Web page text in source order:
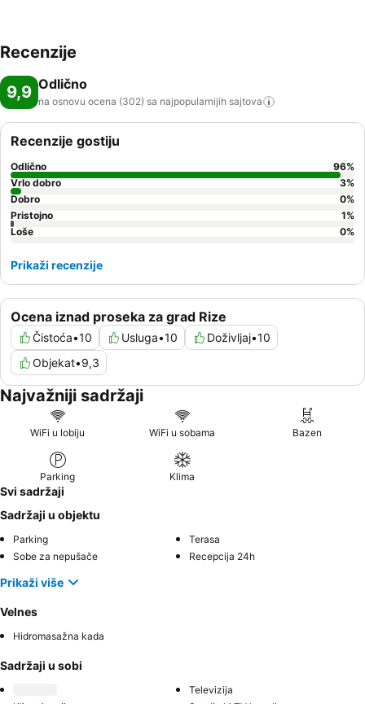
Recenzije
9,9 Odlično
na osnovu ocena (302) sa najpopularnijih sajtova
Ocena iznad proseka za grad Rize
Čistoća•10 Usluga•10 Doživljaj•10
Objekat•9,3
Recenzije gostiju
Odlično 96%
Vrlo dobro
3%
Dobro
0%
Pristojno
1%
Loše
0%
Prikaži recenzije
Najvažniji sadržaji
WiFi u lobiju WiFi u sobama Bazen
Parking Klima
Svi sadržaji
Sadržaji u objektu
Parking
Terasa
Sobe za nepušače
Recepcija 24h
Prikaži više
Velnes
Hidromasažna kada
Sadržaji u sobi
Televizija